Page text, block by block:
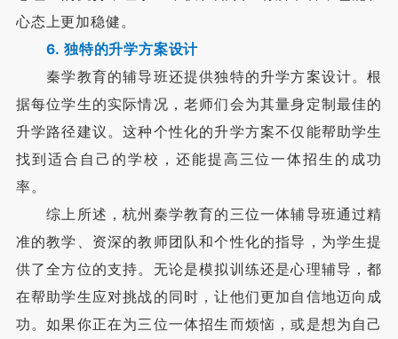
心态上更加稳健。
6. 独特的升学方案设计
秦学教育的辅导班还提供独特的升学方案设计。根
据每位学生的实际情况，老师们会为其量身定制最佳的
升学路径建议。这种个性化的升学方案不仅能帮助学生
找到适合自己的学校，还能提高三位一体招生的成功
率。
综上所述，杭州秦学教育的三位一体辅导班通过精
准的教学、资深的教师团队和个性化的指导，为学生提
供了全方位的支持。无论是模拟训练还是心理辅导，都
在帮助学生应对挑战的同时，让他们更加自信地迈向成
功。如果你正在为三位一体招生而烦恼，或是想为自己